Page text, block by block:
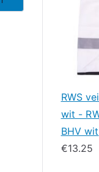
RWS
wit -
BHV wit
€13.25